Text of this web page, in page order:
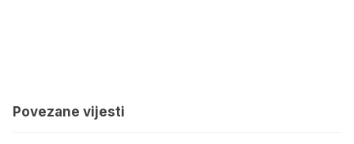
Povezane vijesti